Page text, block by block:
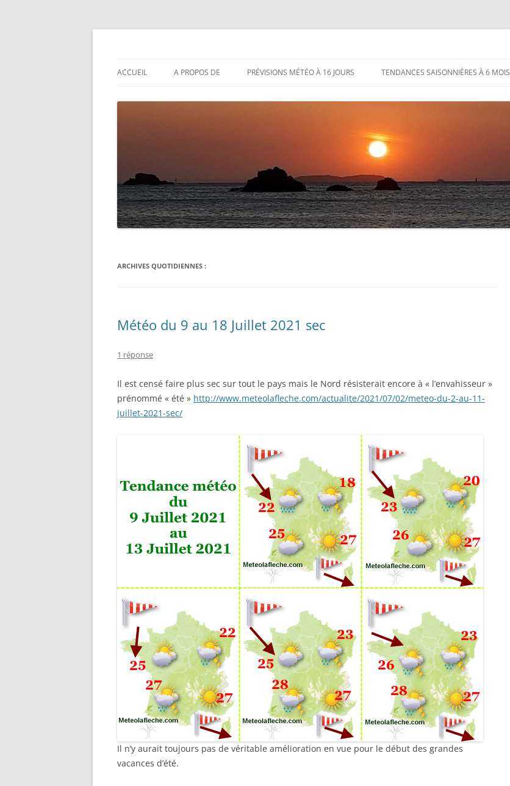
Aller
ACCUEIL A PROPOS DE PRÉVISIONS MÉTÉO À 16 JOURS TENDANCES SAISONNIÈRES À 6 MOIS
ARCHIVES QUOTIDIENNES :
Météo du 9 au 18 Juillet 2021 sec
1 réponse
Il est censé faire plus sec sur tout le pays mais le Nord résisterait encore à « l’envahisseur »
prénommé « été » http://www.meteolafleche.com/actualite/2021/07/02/meteo-du-2-au-11-
juillet-2021-sec/
Il n’y aurait toujours pas de véritable amélioration en vue pour le début des grandes
vacances d’été.